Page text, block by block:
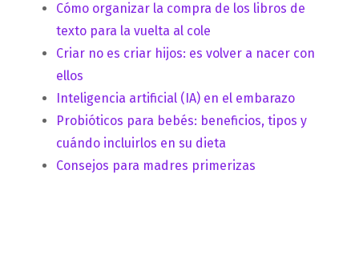
Cómo organizar la compra de los libros de
texto para la vuelta al cole
Criar no es criar hijos: es volver a nacer con
ellos
Inteligencia artificial (IA) en el embarazo
Probióticos para bebés: beneficios, tipos y
cuándo incluirlos en su dieta
Consejos para madres primerizas